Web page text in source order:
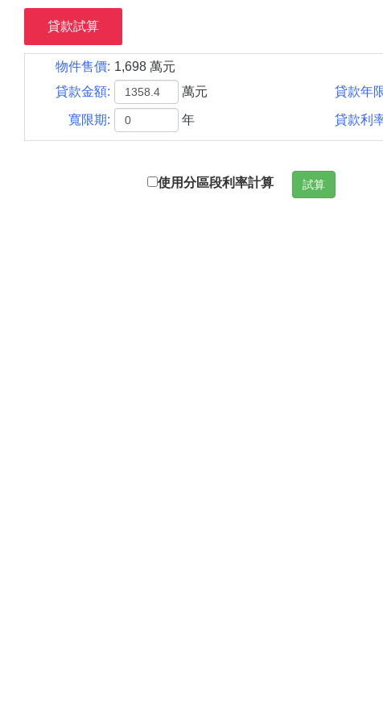
貸款試算
物件售價: 1,698 萬元
貸款金額:
萬元 貸款年
寬限期: 年 貸款利
使用分區段利率計算 試算